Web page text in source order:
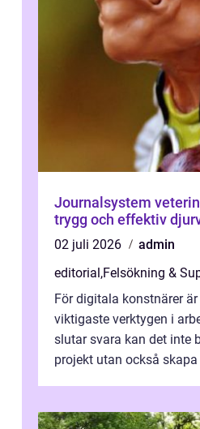
Journalsystem veterinär nyckeln
trygg och effektiv
02 juli 2026
admin
editorial,Felsökning &
För digitala konstnärer
viktigaste verktygen i
slutar svara kan det inte
projekt utan också